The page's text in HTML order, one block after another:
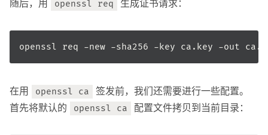
随后，用 openssl req 生成证书请求：
openssl req -new -sha256 -key ca.key -out
在用 openssl ca
签发前，我们还需要进行一些配置。
首先将默认的
openssl ca 配置文件拷贝到当前目录：